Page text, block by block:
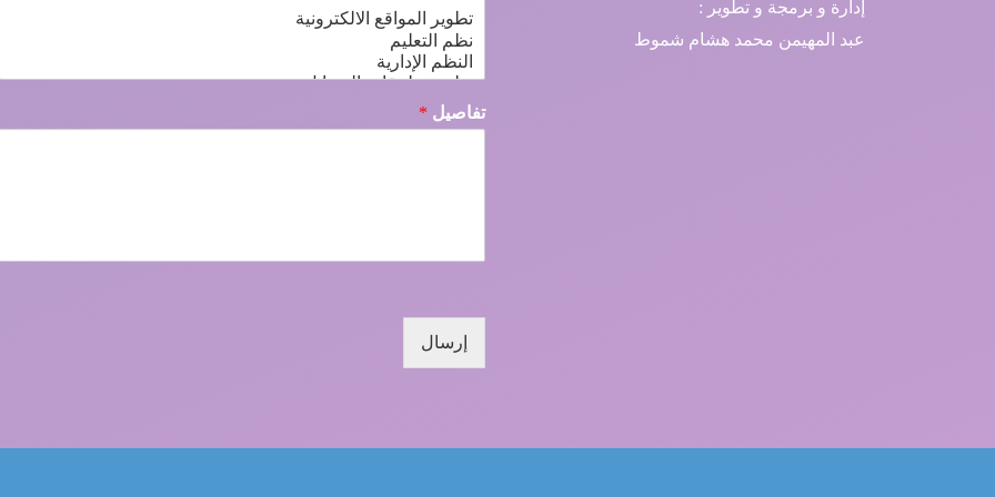
إدارة و برمجة و تطوير :
عبد المهيمن محمد هشام شموط
تفاصيل *
إرسال